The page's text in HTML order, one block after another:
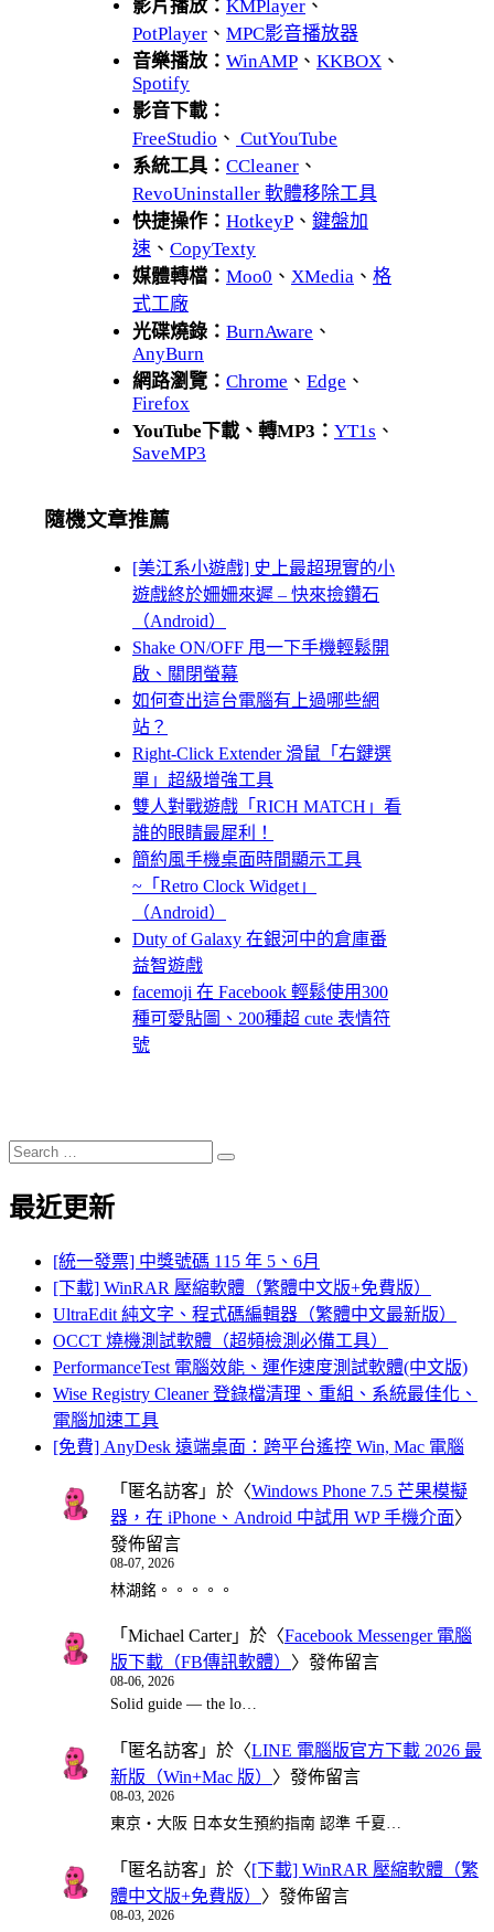
影片播放： KMPlayer 、
PotPlayer 、 MPC影音播放器
音樂播放： WinAMP 、 KKBOX 、
Spotify
影音下載：
FreeStudio 、 CutYouTube
系統工具： CCleaner 、
RevoUninstaller 軟體移除工具
快捷操作： HotkeyP 、 鍵盤加
速 、 CopyTexty
媒體轉檔： Moo0 、 XMedia 、 格
式工廠
光碟燒錄： BurnAware 、
AnyBurn
網路瀏覽： Chrome 、 Edge 、
Firefox
YouTube下載、轉MP3： YT1s 、
SaveMP3
隨機文章推薦
[美江系小遊戲] 史上最超現實的小
遊戲終於姍姍來遲 – 快來撿鑽石
（Android）
Shake ON/OFF 甩一下手機輕鬆開
啟、關閉螢幕
如何查出這台電腦有上過哪些網
站？
Right-Click Extender 滑鼠「右鍵選
單」超級增強工具
雙人對戰遊戲「RICH MATCH」看
誰的眼睛最犀利！
簡約風手機桌面時間顯示工具
~「Retro Clock Widget」
（Android）
Duty of Galaxy 在銀河中的倉庫番
益智遊戲
facemoji 在 Facebook 輕鬆使用300
種可愛貼圖、200種超 cute 表情符
號
Search
for:
Search
最近更新
[統一發票] 中獎號碼 115 年 5、6月
[下載] WinRAR 壓縮軟體（繁體中文版+免費版）
UltraEdit 純文字、程式碼編輯器（繁體中文最新版）
OCCT 燒機測試軟體（超頻檢測必備工具）
PerformanceTest 電腦效能、運作速度測試軟體(中文版)
Wise Registry Cleaner 登錄檔清理、重組、系統最佳化、
電腦加速工具
[免費] AnyDesk 遠端桌面：跨平台遙控 Win, Mac 電腦
「 匿名訪客 」於〈Windows Phone 7.5 芒果模擬
器，在 iPhone、Android 中試用 WP 手機介面〉
發佈留言
08-07, 2026
林湖銘。。。。。
「 Michael Carter」於〈Facebook Messenger 電腦
版下載（FB傳訊軟體） 〉發佈留言
08-06, 2026
Solid guide — the lo…
「 匿名訪客 」於〈LINE 電腦版官方下載 2026 最
新版（Win+Mac 版） 〉發佈留言
08-03, 2026
東京・大阪 日本女生預約指南 認準 千夏…
「 匿名訪客 」於〈[下載] WinRAR 壓縮軟體（繁
體中文版+免費版） 〉發佈留言
08-03, 2026